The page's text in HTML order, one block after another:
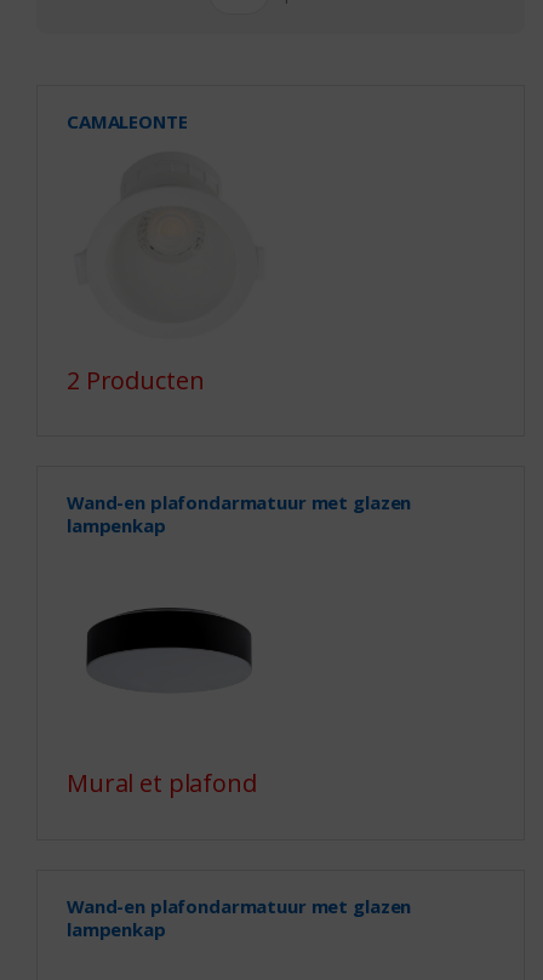
CAMALEONTE
2 Producten
Wand-en plafondarmatuur met glazen
lampenkap
Mural et plafond
Wand-en plafondarmatuur met glazen
lampenkap